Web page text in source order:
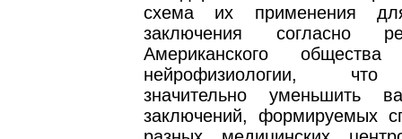
схема их применения
заключения согласно
Американского общества
нейрофизиологии, что
значительно уменьшить
заключений, формируемых